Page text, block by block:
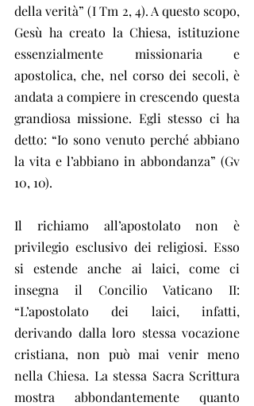
della verità” (I Tm 2, 4). A questo scopo,
Gesù ha creato la Chiesa, istituzione
essenzialmente missionaria e
apostolica, che, nel corso dei secoli, è
andata a compiere in crescendo questa
grandiosa missione. Egli stesso ci ha
detto: “Io sono venuto perché abbiano
la vita e l’abbiano in abbondanza” (Gv
10, 10).
Il richiamo all’apostolato non è
privilegio esclusivo dei religiosi. Esso
si estende anche ai laici, come ci
insegna il Concilio Vaticano II:
“L’apostolato dei laici, infatti,
derivando dalla loro stessa vocazione
cristiana, non può mai venir meno
nella Chiesa. La stessa Sacra Scrittura
mostra abbondantemente quanto